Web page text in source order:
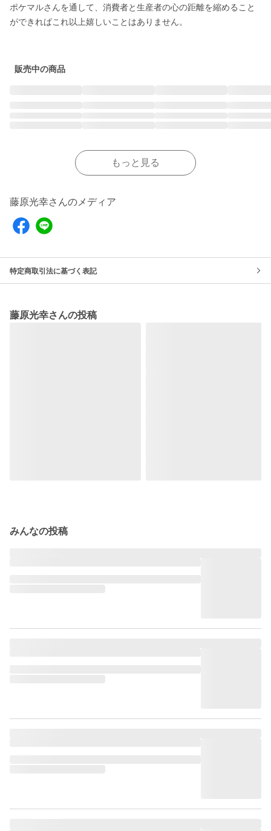
ポケマルさんを通して、消費者と生産者の心の距離を縮めること
ができればこれ以上嬉しいことはありません。
販売中の商品
もっと見る
藤原光幸さんのメディア
特定商取引法に基づく表記
藤原光幸さんの投稿
みんなの投稿